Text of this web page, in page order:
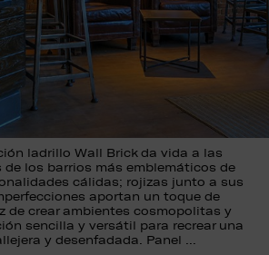
ladrillo Wall Brick da vida a las
de los barrios más emblemáticos de
cálidas; rojizas junto a sus
aportan un toque de
de crear ambientes cosmopolitas y
sencilla y versátil para recrear una
y desenfadada. Panel …